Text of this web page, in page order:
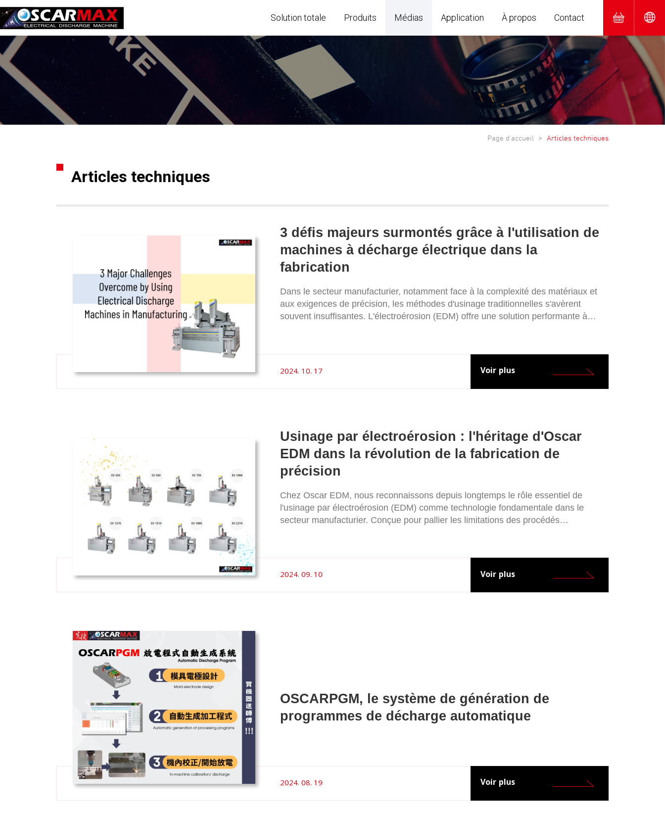
Solution totale Produits Médias Application À propos Contact
Articles techniques
Page d'accueil Articles techniques
3 défis majeurs surmontés grâce à l'utilisation de
machines à décharge électrique dans la
fabrication
Dans le secteur manufacturier, notamment face à la complexité des matériaux et
aux exigences de précision, les méthodes d'usinage traditionnelles s'avèrent
souvent insuffisantes. L'électroérosion (EDM) offre une solution performante à
considérablement les capacités et les résultats de production.
2024. 10. 17 Voir plus
Usinage par électroérosion : l'héritage d'Oscar
EDM dans la révolution de la fabrication de
précision
Chez Oscar EDM, nous reconnaissons depuis longtemps le rôle essentiel de
l'usinage par électroérosion (EDM) comme technologie fondamentale dans le
secteur manufacturier. Conçue pour pallier les limitations des procédés
origines de l'EDM, ses principes de fonctionnement et la manière dont Oscar EDM
s'est positionné à l'avant-garde du développement de cette technologie pour
répondre aux besoins évolutifs de la production moderne.
2024. 09. 10 Voir plus
OSCARPGM, le système de génération de
programmes de décharge automatique
2024. 08. 19 Voir plus